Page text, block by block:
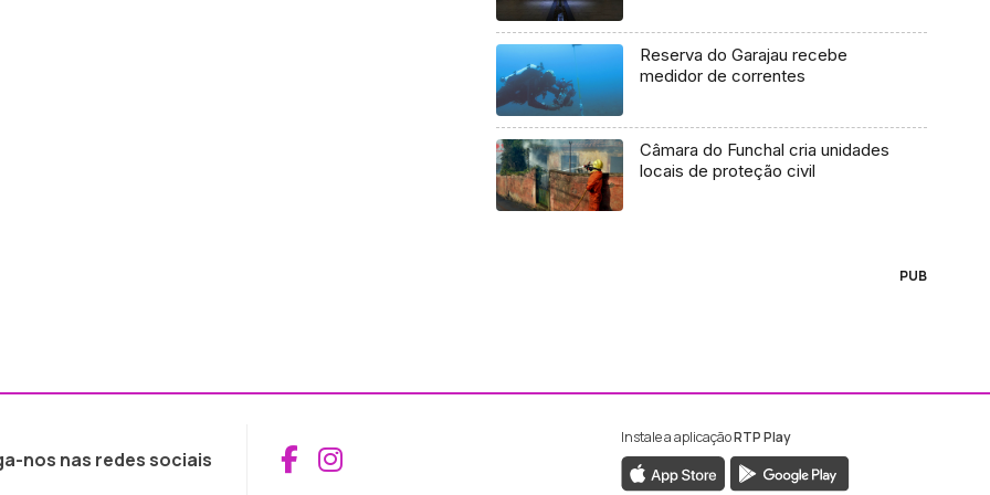
Reserva do Garajau recebe
medidor de correntes
Câmara do Funchal cria unidades
locais de proteção civil
PUB
nos nas redes sociais Aceder ao Facebook da RTP Madeira
Aceder ao Instagram da RTP Madeira
Instale a aplicaçãoRTP Play